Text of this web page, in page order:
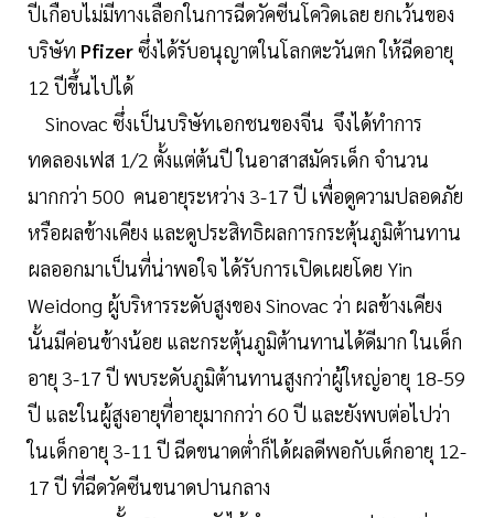
ปีเกือบไม่มีทางเลือกในการฉีดวัคซีนโควิดเลย ยกเว้นของ
บริษัท Pfizerซึ่งได้รับอนุญาตในโลกตะวันตก ให้ฉีดอายุ
12 ปีขึ้นไปได้
Sinovac ซึ่งเป็นบริษัทเอกชนของจีน จึงได้ทำการ
ทดลองเฟส 1/2 ตั้งแต่ต้นปี ในอาสาสมัครเด็ก จำนวน
มากกว่า 500 คนอายุระหว่าง 3-17 ปี เพื่อดูความปลอดภัย
หรือผลข้างเคียง และดูประสิทธิผลการกระตุ้นภูมิต้านทาน
ผลออกมาเป็นที่น่าพอใจ ได้รับการเปิดเผยโดย Yin
Weidong ผู้บริหารระดับสูงของ Sinovac ว่า ผลข้างเคียง
นั้นมีค่อนข้างน้อย และกระตุ้นภูมิต้านทานได้ดีมาก ในเด็ก
อายุ 3-17 ปี พบระดับภูมิต้านทานสูงกว่าผู้ใหญ่อายุ 18-59
ปี และในผู้สูงอายุที่อายุมากกว่า 60 ปี และยังพบต่อไปว่า
ในเด็กอายุ 3-11 ปี ฉีดขนาดต่ำก็ได้ผลดีพอกับเด็กอายุ 12-
17 ปี ที่ฉีดวัคซีนขนาดปานกลาง